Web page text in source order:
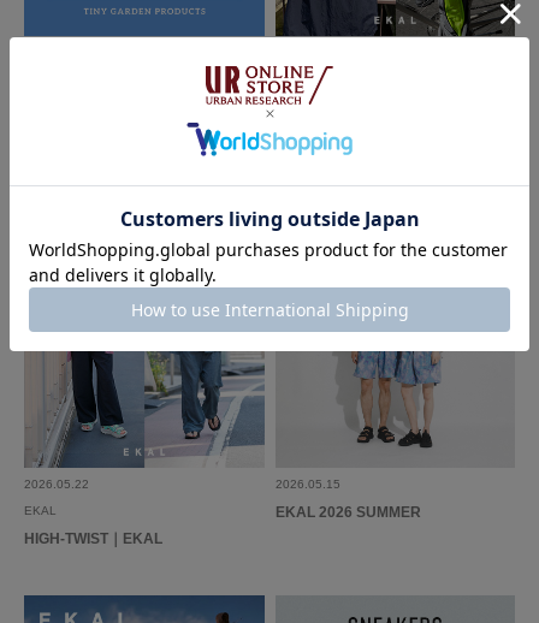
TINY GARDEN PRODUCTS - 夏を
愉しむレジャーアイテム｜EKAL
EKAL
BREATHABLE MESH｜EKAL
2026.05.22
EKAL
HIGH-TWIST｜EKAL
2026.05.15
EKAL 2026 SUMMER